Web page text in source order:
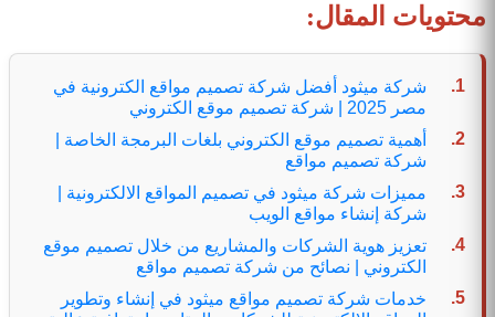
محتويات المقال:
شركة ميثود أفضل شركة تصميم مواقع الكترونية في
مصر 2025 | شركة تصميم موقع الكتروني
أهمية تصميم موقع الكتروني بلغات البرمجة الخاصة |
شركة تصميم مواقع
مميزات شركة ميثود في تصميم المواقع الالكترونية |
شركة إنشاء مواقع الويب
تعزيز هوية الشركات والمشاريع من خلال تصميم موقع
الكتروني | نصائح من شركة تصميم مواقع
خدمات شركة تصميم مواقع ميثود في إنشاء وتطوير